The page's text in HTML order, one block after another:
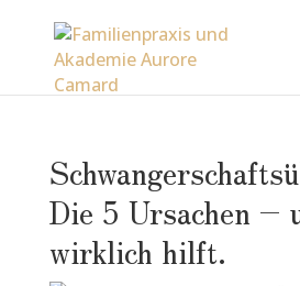
Die 5 Ursachen –
wirklich hilft.